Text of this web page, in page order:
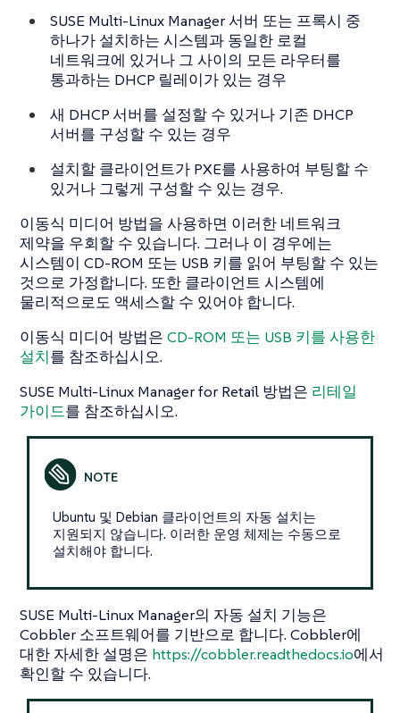
SUSE Multi-Linux Manager 서버 또는 프록시 중
하나가 설치하는 시스템과 동일한 로컬
네트워크에 있거나 그 사이의 모든 라우터를
통과하는 DHCP 릴레이가 있는 경우
새 DHCP 서버를 설정할 수 있거나 기존 DHCP
서버를 구성할 수 있는 경우
설치할 클라이언트가 PXE를 사용하여 부팅할 수
있거나 그렇게 구성할 수 있는 경우.
이동식 미디어 방법을 사용하면 이러한 네트워크
제약을 우회할 수 있습니다. 그러나 이 경우에는
시스템이 CD-ROM 또는 USB 키를 읽어 부팅할 수 있는
것으로 가정합니다. 또한 클라이언트 시스템에
물리적으로도 액세스할 수 있어야 합니다.
이동식 미디어 방법은 CD-ROM 또는 USB 키를 사용한
설치를 참조하십시오.
SUSE Multi-Linux Manager for Retail 방법은 리테일
가이드를 참조하십시오.
Ubuntu 및 Debian 클라이언트의 자동 설치는
지원되지 않습니다. 이러한 운영 체제는 수동으로
설치해야 합니다.
SUSE Multi-Linux Manager의 자동 설치 기능은
Cobbler 소프트웨어를 기반으로 합니다. Cobbler에
대한 자세한 설명은 https://cobbler.readthedocs.io에서
확인할 수 있습니다.